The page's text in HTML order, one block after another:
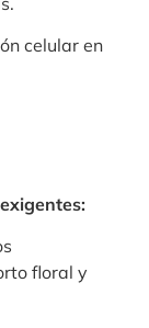
celular en
floral y